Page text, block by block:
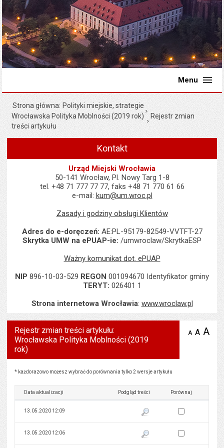
Menu
Strona główna Polityki miejskie, strategie
Wrocławska Polityka Moblności (2019 rok)
Rejestr zmian
treści artykułu
Kontakt
Urząd Miejski Wrocławia
50-141 Wrocław, Pl. Nowy Targ 1-8
tel. +48 71 777 77 77, faks +48 71 770 61 66
e-mail: kum@um.wroc.pl
Zasady i godziny obsługi Klientów
Adres do e-doręczeń: AE:PL-95179-82549-VVTFT-27
Skrytka UMW na ePUAP-ie: /umwroclaw/SkrytkaESP
Ważny komunikat dot. ePUAP
NIP 896-10-03-529 REGON 001094670 Identyfikator gminy
TERYT: 026401 1
Strona internetowa Wrocławia: www.wroclaw.pl
Rejestr zmian treści artykułu:
Wrocławska Polityka Moblności (2019
rok)
A zmniejsz
A A
Rejestr zmian treści artykułu: Wrocławska Polityka Moblności (2019 rok)
* każdorazowo możesz wybrać do porównania tylko 2 wersje artykułu
Data aktualizacji Podgląd treści Porównaj
13.05.2020 12:09 Pokaż podgląd wersji z dnia
Zaznacz wersję do
13.05.2020 12:06 Pokaż podgląd wersji z dnia
Zaznacz wersję do